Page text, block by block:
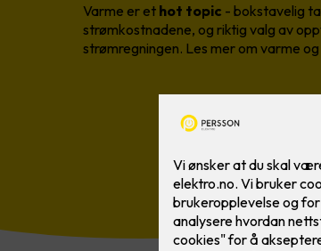
Varme er et hot topic - bokstavelig
strømkostnadene, og riktig valg av
strømregningen. Les mer om varme